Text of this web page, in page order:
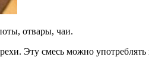
отвары, чаи.
Эту смесь можно